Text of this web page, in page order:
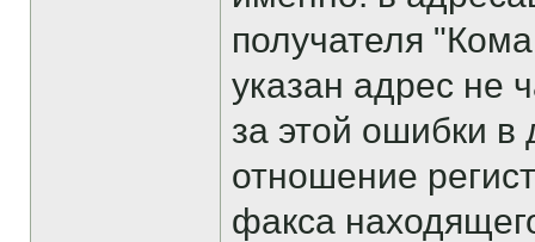
получателя
указан адрес не
за этой ошибки в
отношение
факса